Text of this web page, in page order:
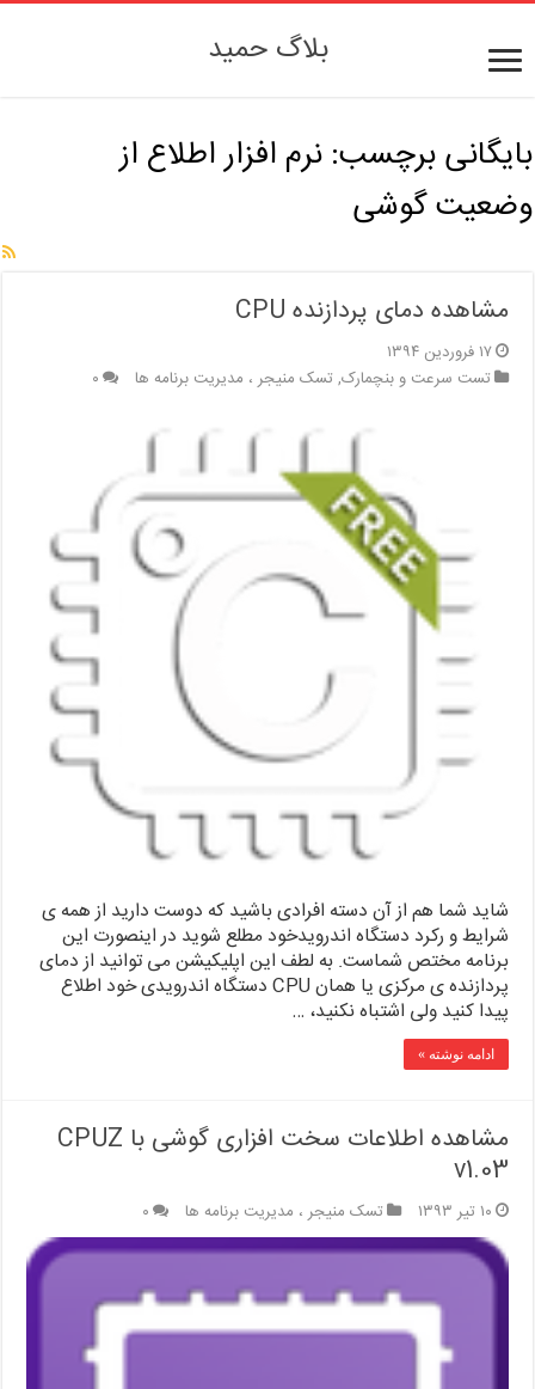
بلاگ حمید
بایگانی برچسب:نرم افزار اطلاع از
وضعیت گوشی
مشاهده دمای پردازنده CPU
۱۷ فروردین ۱۳۹۴
تست سرعت و بنچمارک,تسک منیجر ، مدیریت برنامه ها ۰
شاید شما هم از آن دسته افرادی باشید که دوست دارید از همه ی
شرایط و رکرد دستگاه اندرویدخود مطلع شوید در اینصورت این
برنامه مختص شماست. به لطف این اپلیکیشن می توانید از دمای
پردازنده ی مرکزی یا همان CPU دستگاه اندرویدی خود اطلاع
پیدا کنید ولی اشتباه نکنید، …
ادامه نوشته »
مشاهده اطلاعات سخت افزاری گوشی با CPUZ
v1.03
۱۰ تیر ۱۳۹۳ تسک منیجر ، مدیریت برنامه ها ۰